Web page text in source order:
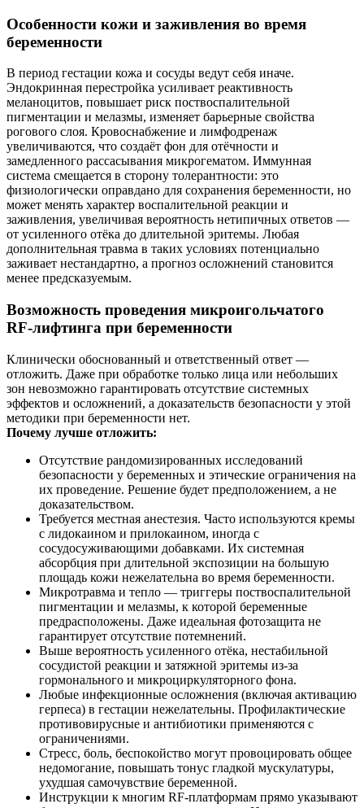
Особенности кожи и заживления во время
беременности
В период гестации кожа и сосуды ведут себя иначе.
Эндокринная перестройка усиливает реактивность
меланоцитов, повышает риск поствоспалительной
пигментации и мелазмы, изменяет барьерные свойства
рогового слоя. Кровоснабжение и лимфодренаж
увеличиваются, что создаёт фон для отёчности и
замедленного рассасывания микрогематом. Иммунная
система смещается в сторону толерантности: это
физиологически оправдано для сохранения беременности, но
может менять характер воспалительной реакции и
заживления, увеличивая вероятность нетипичных ответов —
от усиленного отёка до длительной эритемы. Любая
дополнительная травма в таких условиях потенциально
заживает нестандартно, а прогноз осложнений становится
менее предсказуемым.
Возможность проведения микроигольчатого
RF‑лифтинга при беременности
Клинически обоснованный и ответственный ответ —
отложить. Даже при обработке только лица или небольших
зон невозможно гарантировать отсутствие системных
эффектов и осложнений, а доказательств безопасности у этой
методики при беременности нет.
Почему лучше отложить:
Отсутствие рандомизированных исследований
безопасности у беременных и этические ограничения на
их проведение. Решение будет предположением, а не
доказательством.
Требуется местная анестезия. Часто используются кремы
с лидокаином и прилокаином, иногда с
сосудосуживающими добавками. Их системная
абсорбция при длительной экспозиции на большую
площадь кожи нежелательна во время беременности.
Микротравма и тепло — триггеры поствоспалительной
пигментации и мелазмы, к которой беременные
предрасположены. Даже идеальная фотозащита не
гарантирует отсутствие потемнений.
Выше вероятность усиленного отёка, нестабильной
сосудистой реакции и затяжной эритемы из‑за
гормонального и микроциркуляторного фона.
Любые инфекционные осложнения (включая активацию
герпеса) в гестации нежелательны. Профилактические
противовирусные и антибиотики применяются с
ограничениями.
Стресс, боль, беспокойство могут провоцировать общее
недомогание, повышать тонус гладкой мускулатуры,
ухудшая самочувствие беременной.
Инструкции к многим RF‑платформам прямо указывают